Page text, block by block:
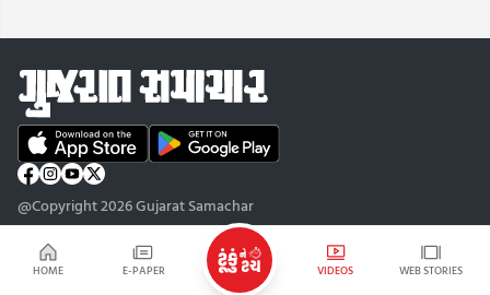
HOME E-PAPER VIDEOS WEB STORIES
@Copyright 2026 Gujarat Samachar